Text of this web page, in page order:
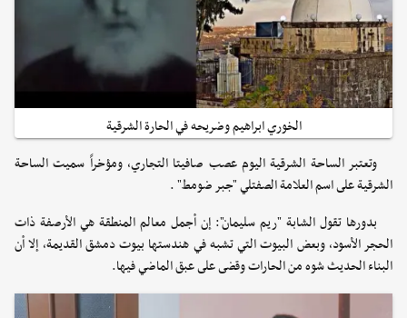
الخوري ابراهيم وضريحه في الحارة الشرقية
وتعتبر الساحة الشرقية اليوم عصب صافيتا التجاري، ومؤخراً سميت الساحة
الشرقية على اسم العلامة الصفتلي "جبر ضومط" .
بدورها تقول الشابة "ريم سليمان": إن أجمل معالم المنطقة هي الأرصفة ذات
الحجر الأسود، وبعض البيوت التي تشبه في هندستها بيوت دمشق القديمة، إلا أن
البناء الحديث شوه من الحارات وقضى على عبق الماضي فيها.